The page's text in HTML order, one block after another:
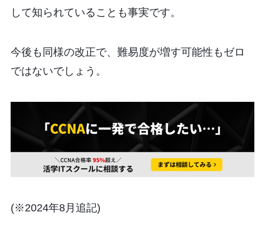
して知られていることも事実です。
今後も同様の改正で、難易度が増す可能性もゼロ
ではないでしょう。
(※2024年8月追記)